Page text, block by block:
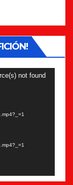
not found